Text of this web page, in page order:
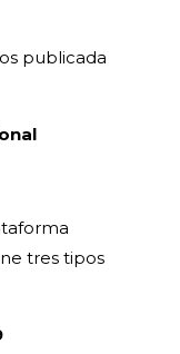
publicada
tres tipos